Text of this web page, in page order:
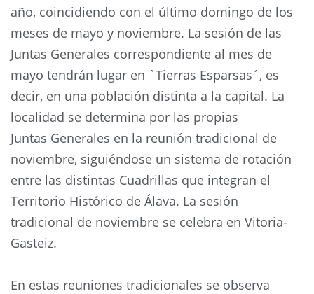
año, coincidiendo con el último domingo de los
meses de mayo y noviembre. La sesión de las
Juntas Generales correspondiente al mes de
mayo tendrán lugar en `Tierras Esparsas´, es
decir, en una población distinta a la capital. La
localidad se determina por las propias
Juntas Generales en la reunión tradicional de
noviembre, siguiéndose un sistema de rotación
entre las distintas Cuadrillas que integran el
Territorio Histórico de Álava. La sesión
tradicional de noviembre se celebra en Vitoria-
Gasteiz.
En estas reuniones tradicionales se observa